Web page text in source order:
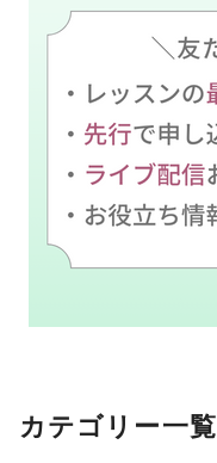
カテゴリー一覧